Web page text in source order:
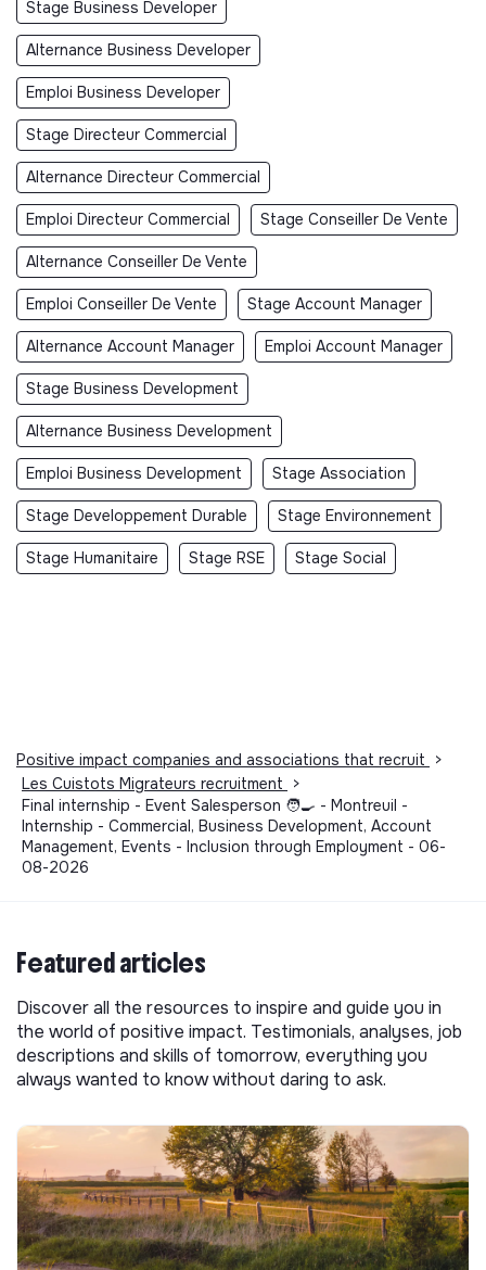
Stage Business Developer
Alternance Business Developer
Emploi Business Developer
Stage Directeur Commercial
Alternance Directeur Commercial
Emploi Directeur Commercial Stage Conseiller De Vente
Alternance Conseiller De Vente
Emploi Conseiller De Vente Stage Account Manager
Alternance Account Manager Emploi Account Manager
Stage Business Development
Alternance Business Development
Emploi Business Development Stage Association
Stage Developpement Durable Stage Environnement
Stage Humanitaire Stage RSE Stage Social
Positive impact companies and associations that recruit
>
Les Cuistots Migrateurs recruitment
>
Final internship - Event Salesperson 🧑‍🍳 - Montreuil -
Internship - Commercial, Business Development, Account
Management, Events - Inclusion through Employment - 06-
08-2026
Featured articles
Discover all the resources to inspire and guide you in
the world of positive impact. Testimonials, analyses, job
descriptions and skills of tomorrow, everything you
always wanted to know without daring to ask.